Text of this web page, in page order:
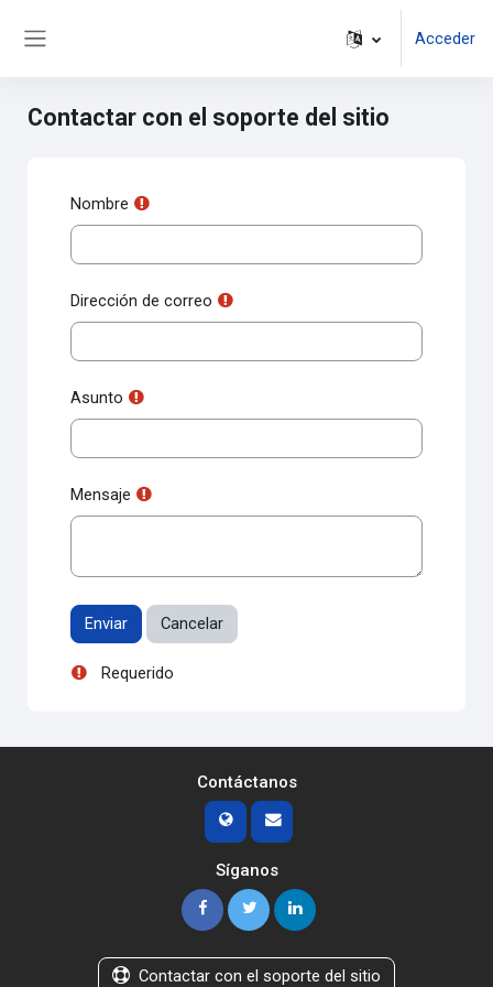
Acceder
Contactar con el soporte del sitio
Nombre
Dirección de correo
Asunto
Mensaje
Requerido
Contáctanos
Síganos
Contactar con el soporte del sitio